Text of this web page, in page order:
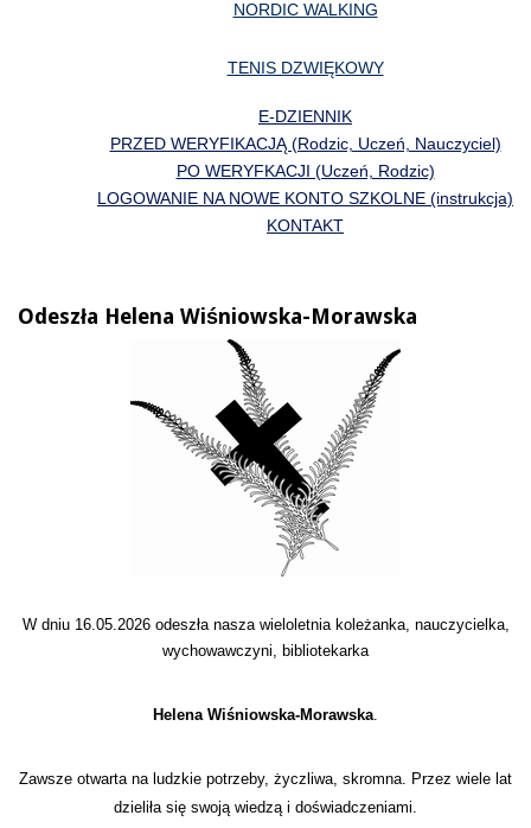
NORDIC WALKING
TENIS DZWIĘKOWY
E-DZIENNIK
PRZED WERYFIKACJĄ (Rodzic, Uczeń, Nauczyciel)
PO WERYFKACJI (Uczeń, Rodzic)
LOGOWANIE NA NOWE KONTO SZKOLNE (instrukcja)
KONTAKT
Odeszła Helena Wiśniowska-Morawska
W dniu 16.05.2026 odeszła nasza wieloletnia koleżanka, nauczycielka,
wychowawczyni, bibliotekarka
Helena Wiśniowska-Morawska.
Zawsze otwarta na ludzkie potrzeby, życzliwa, skromna. Przez wiele lat
dzieliła się swoją wiedzą i doświadczeniami.